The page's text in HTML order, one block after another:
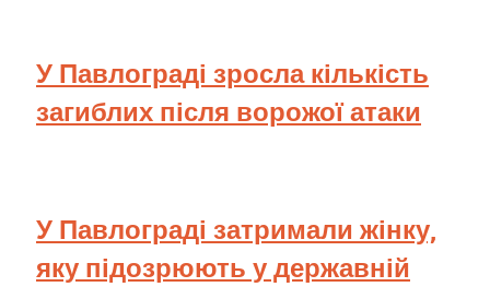
У Павлограді зросла кількість
загиблих після ворожої атаки
У Павлограді затримали жінку,
яку підозрюють у державній